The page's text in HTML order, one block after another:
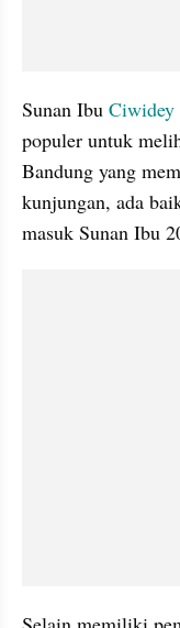
Sunan Ibu Ciwidey
populer untuk
Bandung yang
kunjungan, ada
masuk Sunan Ibu